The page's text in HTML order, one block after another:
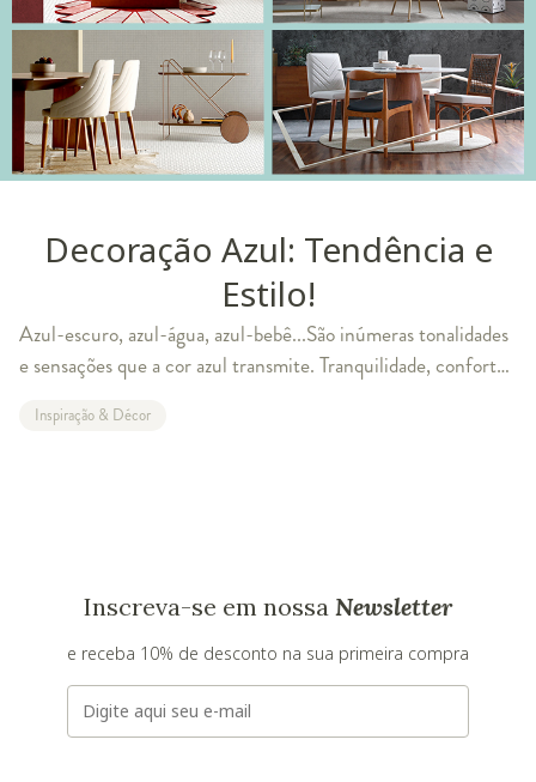
Decoração Azul: Tendência e
Estilo!
Azul-escuro, azul-água, azul-bebê...São inúmeras tonalidades
e sensações que a cor azul transmite. Tranquilidade, conforto
apareceram nas ú
Inspiração & Décor
Inscreva-se em nossa Newsletter
e receba 10% de desconto na sua primeira compra
E-mail